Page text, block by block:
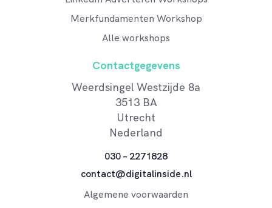
Merkfundamenten Workshop
Alle workshops
Contactgegevens
Weerdsingel Westzijde 8a
3513 BA
Utrecht
Nederland
030 – 2271828
contact@digitalinside.nl
Algemene voorwaarden